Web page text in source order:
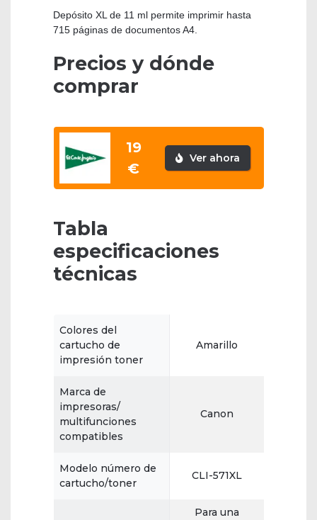
Depósito XL de 11 ml permite imprimir hasta
715 páginas de documentos A4.
Precios y dónde
comprar
19
€
Ver ahora
Tabla
especificaciones
técnicas
Colores del
cartucho de
impresión toner
Amarillo
Marca de
impresoras/
multifunciones
compatibles
Canon
Modelo número de
cartucho/toner
CLI-571XL
Para una